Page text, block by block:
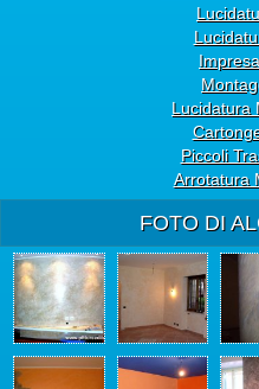
Lucidatura
Piccoli
Arrotatura
FOTO DI